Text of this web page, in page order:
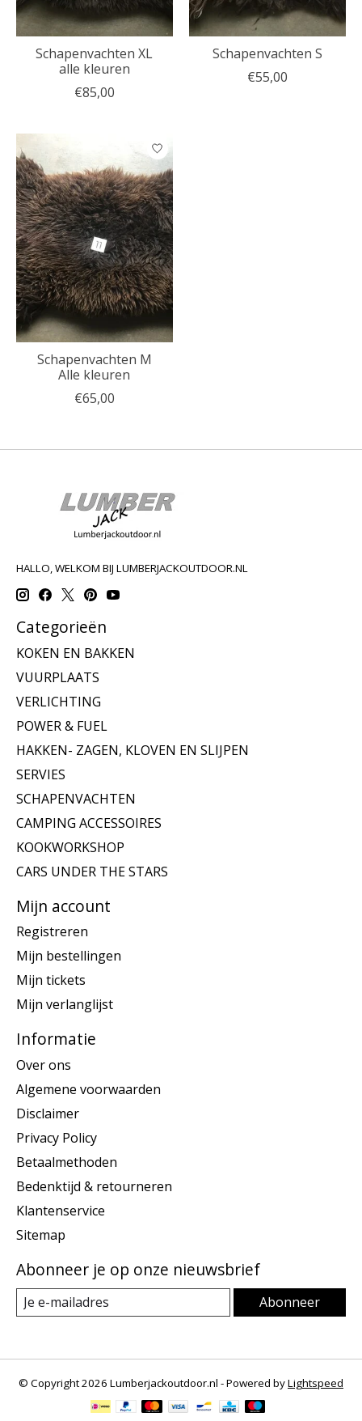
Schapenvachten XL
alle kleuren
€85,00
Schapenvachten S
€55,00
Schapenvachten M
Alle kleuren
€65,00
HALLO, WELKOM BIJ LUMBERJACKOUTDOOR.NL
Categorieën
KOKEN EN BAKKEN
VUURPLAATS
VERLICHTING
POWER & FUEL
HAKKEN- ZAGEN, KLOVEN EN SLIJPEN
SERVIES
SCHAPENVACHTEN
CAMPING ACCESSOIRES
KOOKWORKSHOP
CARS UNDER THE STARS
Mijn account
Registreren
Mijn bestellingen
Mijn tickets
Mijn verlanglijst
Informatie
Over ons
Algemene voorwaarden
Disclaimer
Privacy Policy
Betaalmethoden
Bedenktijd & retourneren
Klantenservice
Sitemap
Abonneer je op onze nieuwsbrief
Abonneer
© Copyright 2026 Lumberjackoutdoor.nl - Powered byLightspeed